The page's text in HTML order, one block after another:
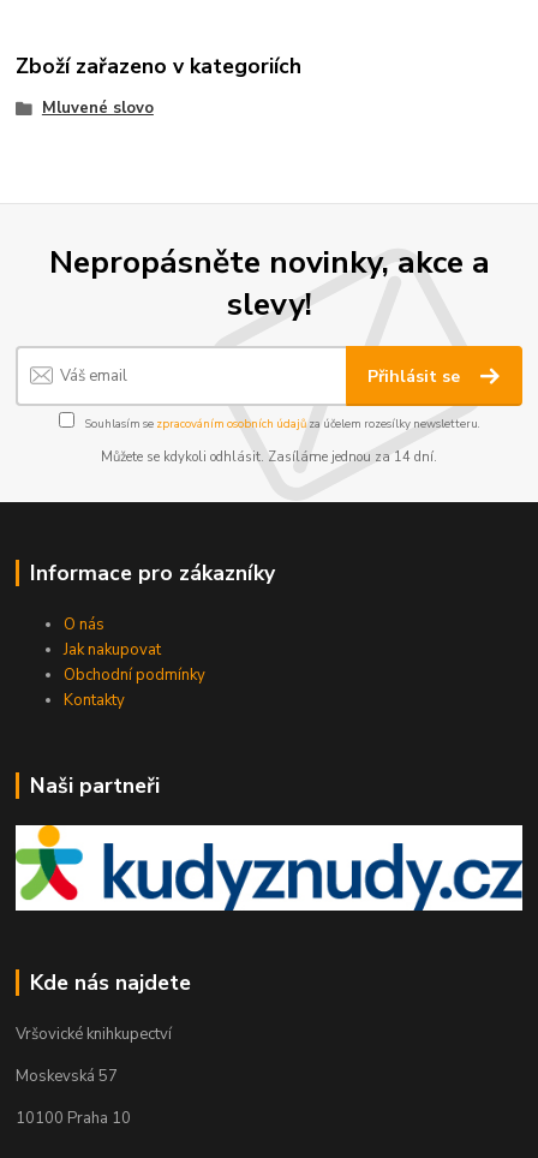
Zboží zařazeno v kategoriích
Mluvené slovo
Nepropásněte novinky, akce a
slevy!
Přihlásit se
Souhlasím se zpracováním osobních údajůza účelem rozesílky newsletteru.
Můžete se kdykoli odhlásit. Zasíláme jednou za 14 dní.
Informace pro zákazníky
O nás
Jak nakupovat
Obchodní podmínky
Kontakty
Naši partneři
Kde nás najdete
Vršovické knihkupectví
Moskevská 57
10100 Praha 10